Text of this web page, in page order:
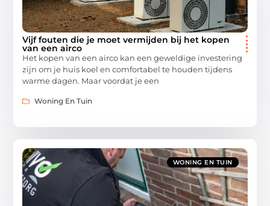
Vijf fouten die je moet vermijden bij het kopen
van een airco
Het kopen van een airco kan een geweldige investering
zijn om je huis koel en comfortabel te houden tijdens
warme dagen. Maar voordat je een
Woning En Tuin
WONING EN TUIN